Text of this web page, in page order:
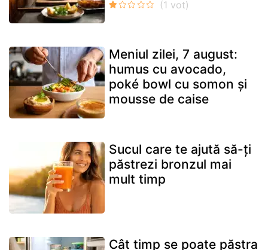
Meniul zilei, 7 august:
humus cu avocado,
poké bowl cu somon și
mousse de caise
Sucul care te ajută să-ți
păstrezi bronzul mai
mult timp
Cât timp se poate păstra